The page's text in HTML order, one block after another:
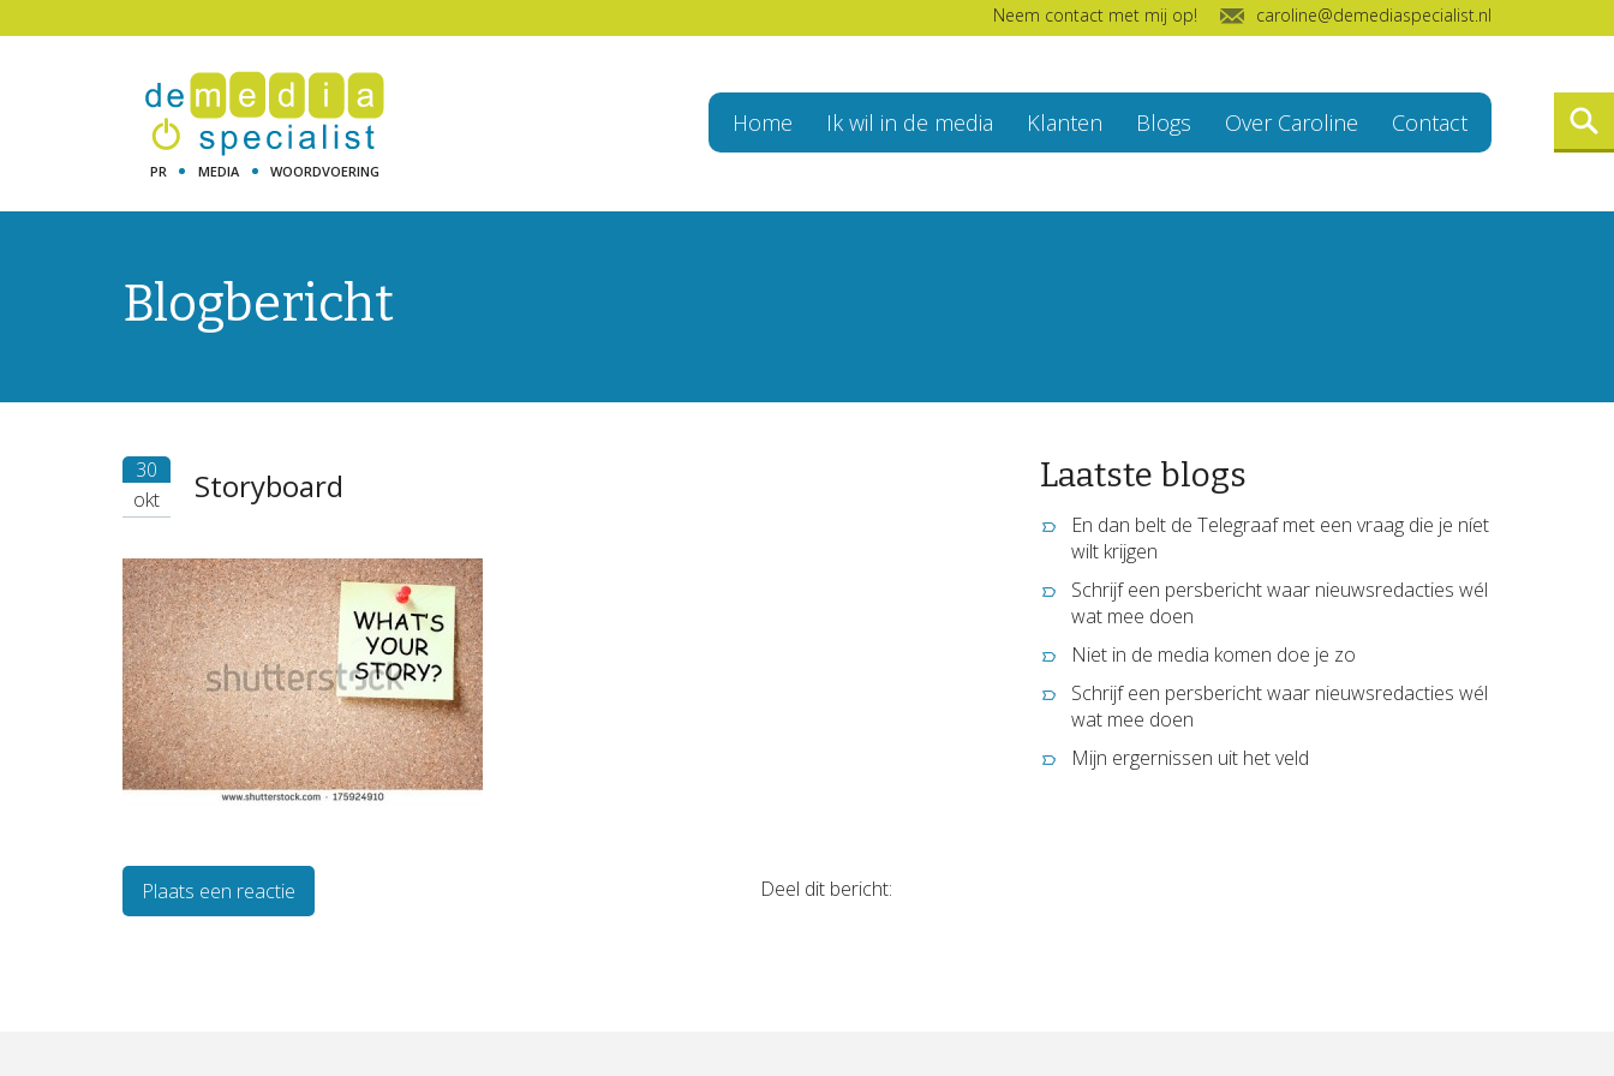
Neem contact met mij op! caroline@demediaspecialist.nl
PR MEDIA WOORDVOERING
Home Ik wil in de media Klanten Blogs Over Caroline Contact
Blogbericht
30
okt
Storyboard
Deel dit bericht:
Plaats een reactie
Laatste blogs
En dan belt de Telegraaf met een vraag die je níet
wilt krijgen
Schrijf een persbericht waar nieuwsredacties wél
wat mee doen
Niet in de media komen doe je zo
Schrijf een persbericht waar nieuwsredacties wél
wat mee doen
Mijn ergernissen uit het veld